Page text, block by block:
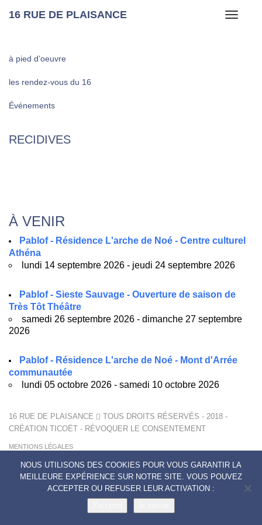
Toggle
16 RUE DE PLAISANCE
à pied d’oeuvre
les rendez-vous du 16
Événements
RECIDIVES
À VENIR
Pablof - Résidence L'arche de Noé - Centre culturel
Athéna
lundi 14 septembre 2026 - jeudi 24 septembre 2026
Pablof - Sieste Sauvage - Ouverture de saison de
Très Tôt Théâtre
samedi 26 septembre 2026 - dimanche 27 septembre
2026
Pablof - Résidence L'arche de Noé - Mont d'Arrée
communautée
lundi 05 octobre 2026 - samedi 10 octobre 2026
16 RUE DE PLAISANCE
TOUS DROITS RÉSERVÉS - 2018 -
CRÉATION TICOËT - RÉVOQUER LE CONSENTEMENT
MENTIONS LÉGALES
CONTACTS
NOUS UTILISONS DES COOKIES POUR VOUS GARANTIR LA
MEILLEURE EXPÉRIENCE SUR NOTRE SITE. VOUS POUVEZ
ACCEPTER OU REFUSER LEUR ACTIVATION :